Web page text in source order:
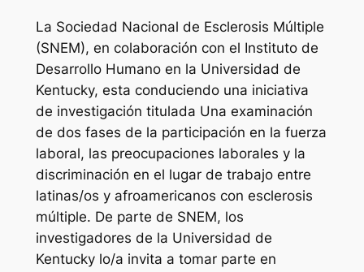
La Sociedad Nacional de Esclerosis Múltiple
(SNEM), en colaboración con el Instituto de
Desarrollo Humano en la Universidad de
Kentucky, esta conduciendo una iniciativa
de investigación titulada Una examinación
de dos fases de la participación en la fuerza
laboral, las preocupaciones laborales y la
discriminación en el lugar de trabajo entre
latinas/os y afroamericanos con esclerosis
múltiple. De parte de SNEM, los
investigadores de la Universidad de
Kentucky lo/a invita a tomar parte en